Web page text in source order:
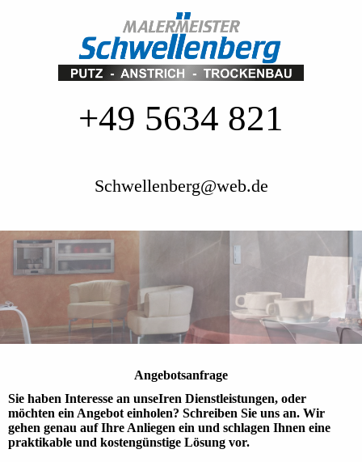
+49 5634 821
Schwellenberg@web.de
Angebots­anfrage
Sie haben Interesse an unseIren Dienst­leistungen, oder
möchten ein Ange­bot einholen? Schrei­ben Sie uns an. Wir
gehen genau auf Ihre Anlie­gen ein und schla­gen Ihnen eine
prakti­kable und kosten­günstige Lösung vor.